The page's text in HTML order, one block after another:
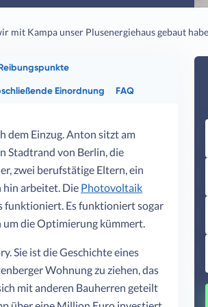
mit Kampa unser Plusenergiehaus gebaut
Einordnung FAQ
dem Einzug. Anton sitzt am
Stadtrand von Berlin, die
zwei berufstätige Eltern, ein
hin arbeitet. Die Photovoltaik
funktioniert. Es funktioniert sogar
um die Optimierung kümmert.
Sie ist die Geschichte eines
Wohnung zu ziehen, das
mit anderen Bauherren geteilt